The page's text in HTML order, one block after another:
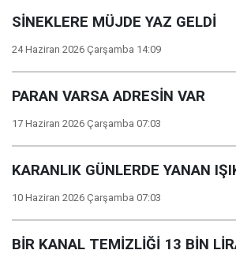
SİNEKLERE MÜJDE YAZ GELDİ
24 Haziran 2026 Çarşamba 14:09
PARAN VARSA ADRESİN VAR
17 Haziran 2026 Çarşamba 07:03
KARANLIK GÜNLERDE YANAN
10 Haziran 2026 Çarşamba 07:03
BİR KANAL TEMİZLİĞİ 13 BİN